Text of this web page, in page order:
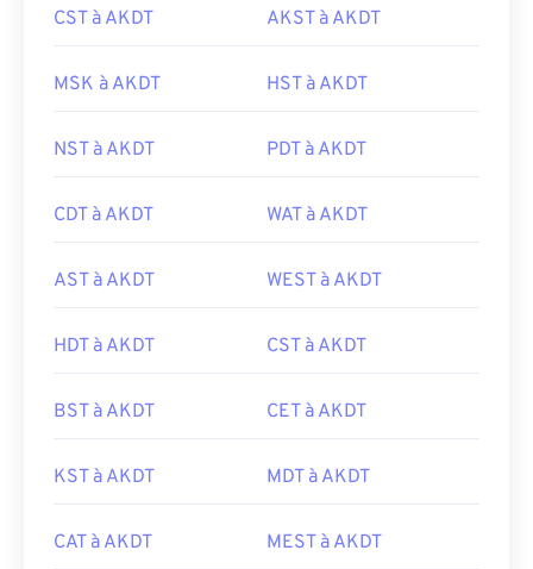
CST à AKDT AKST à AKDT
MSK à AKDT HST à AKDT
NST à AKDT PDT à AKDT
CDT à AKDT WAT à AKDT
AST à AKDT WEST à AKDT
HDT à AKDT CST à AKDT
BST à AKDT CET à AKDT
KST à AKDT MDT à AKDT
CAT à AKDT MEST à AKDT